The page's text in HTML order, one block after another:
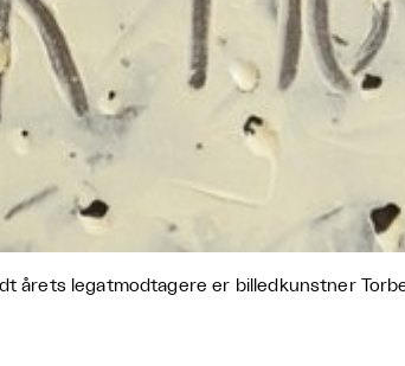
årets legatmodtagere er billedkunstner